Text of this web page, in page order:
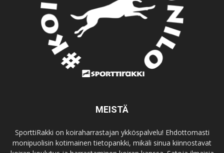
MEISTÄ
SporttiRakki on koiraharrastajan ykköspalvelu! Ehdottomasti
monipuolisin kotimainen tietopankki, mikäli sinua kiinnostavat